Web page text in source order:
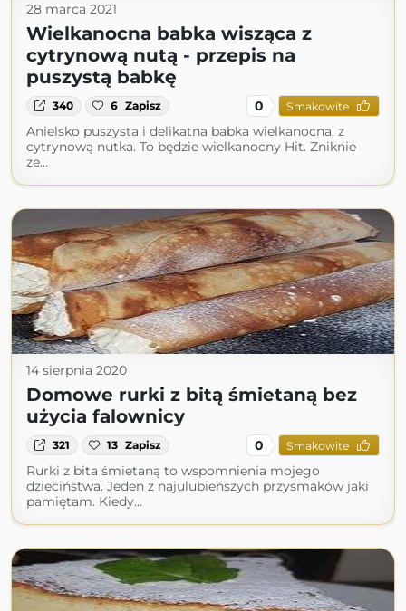
28 marca 2021
Wielkanocna babka wisząca z
cytrynową nutą - przepis na
puszystą babkę
340 6 Zapisz 0 Smakowite
Anielsko puszysta i delikatna babka wielkanocna, z
cytrynową nutka. To będzie wielkanocny Hit. Zniknie
ze…
14 sierpnia 2020
Domowe rurki z bitą śmietaną bez
użycia falownicy
321 13 Zapisz 0 Smakowite
Rurki z bita śmietaną to wspomnienia mojego
dzieciństwa. Jeden z najulubieńszych przysmaków jaki
pamiętam. Kiedy…